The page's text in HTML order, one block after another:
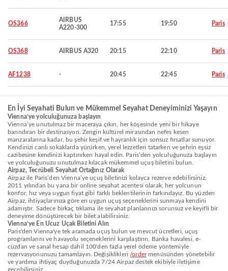
OS366
AIRBUS
A220-300
17:55 19:50 Paris
OS368 AIRBUS A320 20:15 22:10 Paris
AF1238 - 20:45 22:45 Paris
En İyi Seyahati Bulun ve Mükemmel Seyahat Deneyiminizi Yaşayın
Vienna’ye yolculuğunuza başlayın
Vienna’ye unutulmaz bir maceraya çıkın, her köşesinde yeni bir hikaye
barındıran bir destinasyon. Zengin kültürel mirasından nefes kesen
manzaralarına kadar, bu şehir keşif ve hayranlık için sonsuz fırsatlar sunuyor.
Kendinizi canlı sokaklarda yürürken, yerel lezzetleri tatarken ve şehrin eşsiz
cazibesine kendinizi kaptırırken hayal edin. Paris’den yolculuğunuza başlayın
ve yolculuğunuzu unutulmaz kılacak mükemmel uçuş biletini bulun.
Airpaz, Tecrübeli Seyahat Ortağınız Olarak
Airpaz ile Paris’den Vienna’ye uçuş biletinizi kolayca rezerve edebilirsiniz.
2011 yılından bu yana bir online seyahat acentesi olarak, her yolcunun
konfor, hız veya uygun fiyat gibi farklı beklentilerinin farkındayız. Bu yüzden
Airpaz, ihtiyaçlarınıza göre en uygun uçuş seçeneklerini sunmaya kendini
adamıştır. Sadece birkaç tıklama ile seyahat planlarınızı sorunsuz ve keyifli bir
deneyime dönüştürecek bir bilet alabilirsiniz.
Vienna’ye En Ucuz Uçak Biletini Alın
Paris'den Vienna'ye tek aramada uçuş bulun ve mevcut ücretleri, uçuş
programlarını ve havayolu seçeneklerini karşılaştırın. Banka havalesi, e-
cüzdan ve sanal hesap dahil 100'den fazla yerel ödeme yöntemiyle
rezervasyonunuzu tamamlayın. Değişiklikleri /ordermenüsünden yönetebilir
ve yardıma ihtiyaç duyduğunuzda 7/24 Airpaz destek ekibiyle iletişime
geçebilirsiniz.